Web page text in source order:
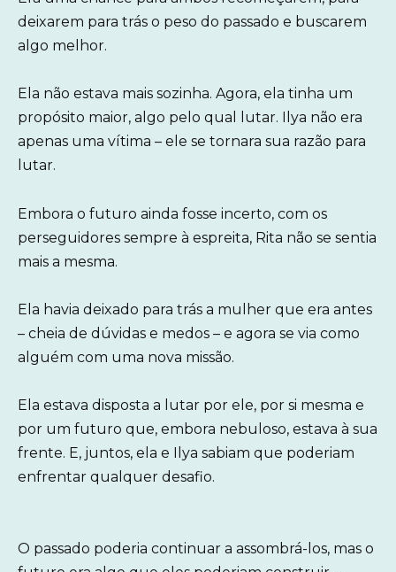
deixarem para trás o peso do passado e buscarem
algo melhor.
Ela não estava mais sozinha. Agora, ela tinha um
propósito maior, algo pelo qual lutar. Ilya não era
apenas uma vítima – ele se tornara sua razão para
lutar.
Embora o futuro ainda fosse incerto, com os
perseguidores sempre à espreita, Rita não se sentia
mais a mesma.
Ela havia deixado para trás a mulher que era antes
– cheia de dúvidas e medos – e agora se via como
alguém com uma nova missão.
Ela estava disposta a lutar por ele, por si mesma e
por um futuro que, embora nebuloso, estava à sua
frente. E, juntos, ela e Ilya sabiam que poderiam
enfrentar qualquer desafio.
O passado poderia continuar a assombrá-los, mas o